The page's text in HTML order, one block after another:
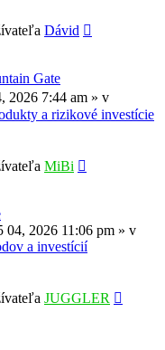
Dávid
Gate
2026 7:44 am » v
a rizikové investície
MiBi
04, 2026 11:06 pm » v
a investícií
JUGGLER